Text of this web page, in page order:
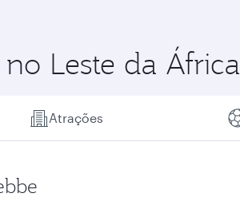
Leste da África
Atrações